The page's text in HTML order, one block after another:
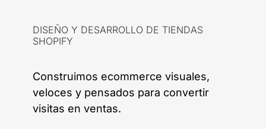
DISEÑO Y DESARROLLO DE TIENDAS
SHOPIFY
Construimos ecommerce visuales,
veloces y pensados para convertir
visitas en ventas.